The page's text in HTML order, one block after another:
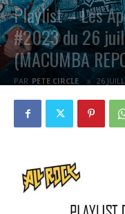
Playlist – Les
#2023 du 26
(MACUMBA
PAR PETE CIRCLE 26